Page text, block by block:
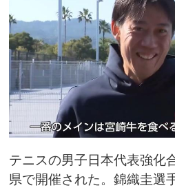
テニスの男子日本代表強化
県で開催された。錦織圭選